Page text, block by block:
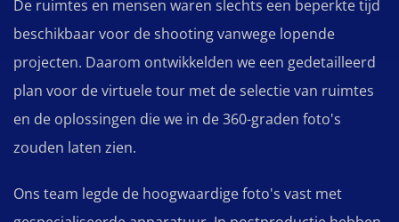
De ruimtes en mensen waren slechts een beperkte tijd
beschikbaar voor de shooting vanwege lopende
projecten. Daarom ontwikkelden we een gedetailleerd
plan voor de virtuele tour met de selectie van ruimtes
en de oplossingen die we in de 360-graden foto's
zouden laten zien.
Ons team legde de hoogwaardige foto's vast met